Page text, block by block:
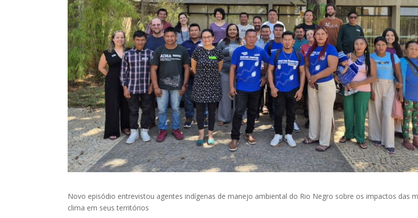
Novo episódio entrevistou agentes indígenas de manejo ambiental do Rio Negro sobre os impactos das
clima em seus territórios